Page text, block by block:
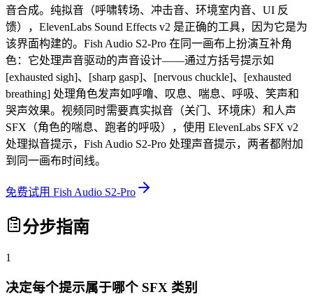
音合成。纯拟音（呼啸转场、冲击音、环境室内音、UI 反
馈），ElevenLabs Sound Effects v2 是正确的工具，因为它是为
该界面构建的。Fish Audio S2-Pro 在同一画布上扮演互补角
色：它处理声音驱动的声音设计——通过方括号提示如
[exhausted sigh]、[sharp gasp]、[nervous chuckle]、[exhausted
breathing] 处理角色发声如呼噜、叹息、喘息、呼吸、笑声和
哭声效果。视频同时需要真实拟音（关门、环境床）和人声
SFX（角色的喘息、跑者的呼吸），使用 ElevenLabs SFX v2
处理拟音提示，Fish Audio S2-Pro 处理声音提示，两者都附加
到同一画布时间线。
免费试用 Fish Audio S2-Pro
分步指南
1
决定每个提示属于哪个 SFX 类别